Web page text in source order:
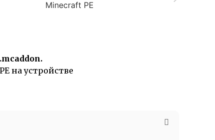
.mcaddon.
на устройстве